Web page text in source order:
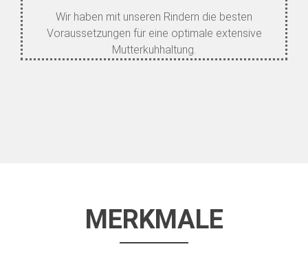
Wir haben mit unseren Rindern die besten
Voraussetzungen für eine optimale extensive
Mutterkuhhaltung.
MERKMALE